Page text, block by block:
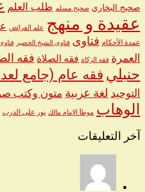
صحيح البخاري صحيح مسلم طلب العلم
عقيدة و منهج علم الفرائض
عمدة الأحكام فتاوى فتاوى الشيخ الخضير
العمرة فقه الزكاة فقه الصلاة فقه
حنبلي فقه عام (جامع
التوحيد لغة عربية متون وكتب
الوهاب موطأ الإمام مالك نور على الدرب
آخر التعليقات